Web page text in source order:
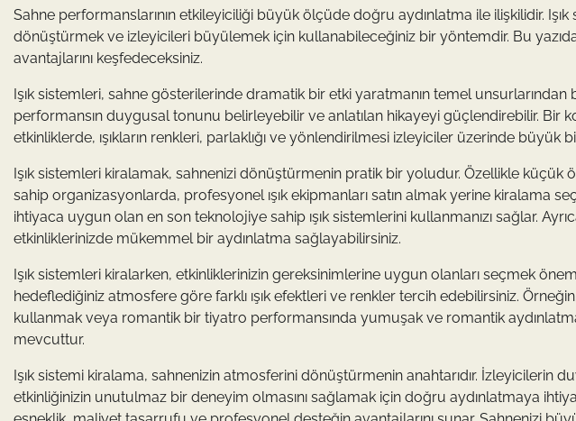
Sahne performanslarının etkileyiciliği büyük ölçüde doğru aydınlatma ile ilişkilidir.
dönüştürmek ve izleyicileri büyülemek için kullanabileceğiniz bir yöntemdir. Bu
avantajlarını keşfedeceksiniz.
Işık sistemleri, sahne gösterilerinde dramatik bir etki yaratmanın temel
performansın duygusal tonunu belirleyebilir ve anlatılan hikayeyi güçlendirebilir. Bir
etkinliklerde, ışıkların renkleri, parlaklığı ve yönlendirilmesi izleyiciler üzerinde büyük
Işık sistemleri kiralamak, sahnenizi dönüştürmenin pratik bir yoludur. Özellikle küçük
sahip organizasyonlarda, profesyonel ışık ekipmanları satın almak yerine kiralama
ihtiyaca uygun olan en son teknolojiye sahip ışık sistemlerini kullanmanızı sağlar.
etkinliklerinizde mükemmel bir aydınlatma sağlayabilirsiniz.
Işık sistemleri kiralarken, etkinliklerinizin gereksinimlerine uygun olanları seçmek
hedeflediğiniz atmosfere göre farklı ışık efektleri ve renkler tercih edebilirsiniz.
kullanmak veya romantik bir tiyatro performansında yumuşak ve romantik
mevcuttur.
Işık sistemi kiralama, sahnenizin atmosferini dönüştürmenin anahtarıdır. İzleyicilerin
etkinliğinizin unutulmaz bir deneyim olmasını sağlamak için doğru aydınlatmaya